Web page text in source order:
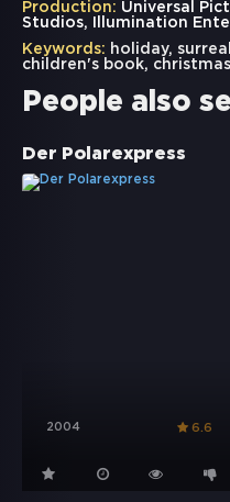
Production: Universal
Studios, Illumination
Keywords: holiday,
children's book, christmas
People also
Der Polarexpress
2004 6.6